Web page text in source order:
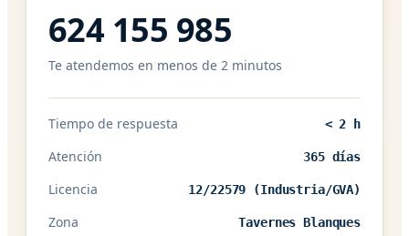
624 155 985
Te atendemos en menos de 2 minutos
Tiempo de respuesta < 2 h
Atención 365 días
Licencia 12/22579 (Industria/GVA)
Zona Tavernes Blanques